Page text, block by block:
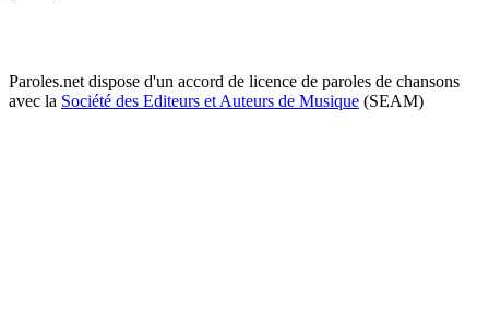
Paroles.net dispose d'un accord de licence de paroles de chansons
avec la Société des Editeurs et Auteurs de Musique (SEAM)